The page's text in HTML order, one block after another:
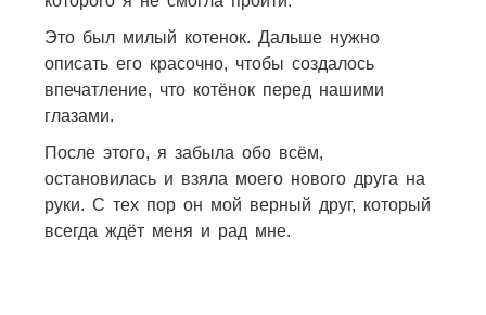
Это был милый котенок. Дальше нужно
описать его красочно, чтобы создалось
впечатление, что котёнок перед нашими
глазами.
После этого, я забыла обо всём,
остановилась и взяла моего нового друга на
руки. С тех пор он мой верный друг, который
всегда ждёт меня и рад мне.